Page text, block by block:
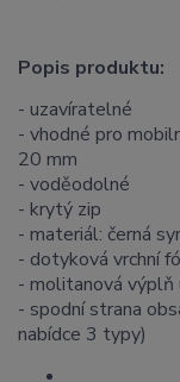
Popis produktu:
- uzavíratelné
- vhodné pro
20 mm
- voděodolné
- krytý zip
- materiál: černá
- dotyková vrchní
- molitanová výplň
- spodní strana
nabídce 3 typy)